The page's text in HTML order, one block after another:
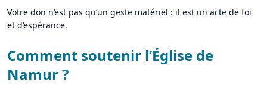
Votre don n’est pas qu’un geste matériel : il est un acte de foi
et d’espérance.
Comment soutenir l’Église de
Namur ?